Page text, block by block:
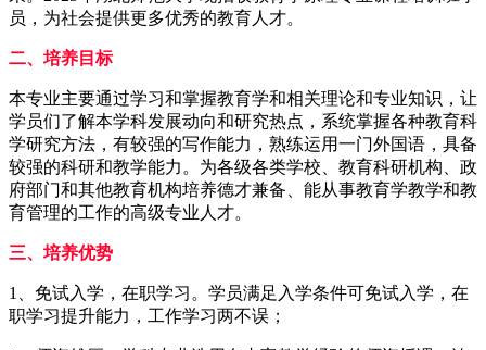
员，为社会提供更多优秀的教育人才。
二、培养目标
本专业主要通过学习和掌握教育学和相关理论和专业知识，让
学员们了解本学科发展动向和研究热点，系统掌握各种教育科
学研究方法，有较强的写作能力，熟练运用一门外国语，具备
较强的科研和教学能力。为各级各类学校、教育科研机构、政
府部门和其他教育机构培养德才兼备、能从事教育学教学和教
育管理的工作的高级专业人才。
三、培养优势
1、免试入学，在职学习。学员满足入学条件可免试入学，在
职学习提升能力，工作学习两不误；